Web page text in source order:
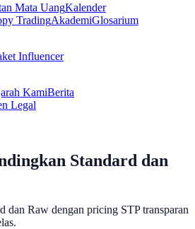
Mata UangKalender
TradingAkademiGlosarium
Influencer
KamiBerita
Legal
Standard dan
dan Raw dengan pricing STP transparan